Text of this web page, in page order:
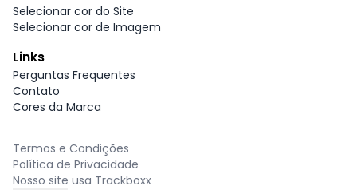
Selecionar cor do Site
Selecionar cor de Imagem
Links
Perguntas Frequentes
Contato
Cores da Marca
Termos e Condições
Política de Privacidade
Nosso site usa Trackboxx